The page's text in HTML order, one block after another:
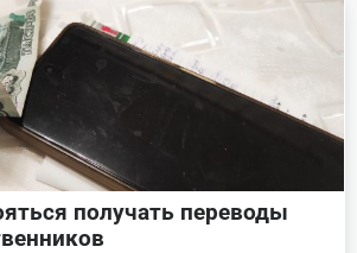
получать переводы